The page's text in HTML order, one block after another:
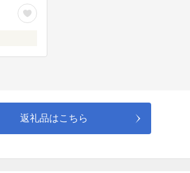
、文化財保存修理事業、芸術文化振興事業など
返礼品はこちら